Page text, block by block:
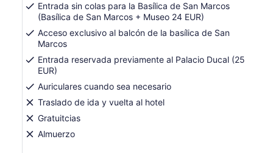
Entrada sin colas para la Basílica de San Marcos
(Basílica de San Marcos + Museo 24 EUR)
Acceso exclusivo al balcón de la basílica de San
Marcos
Entrada reservada previamente al Palacio Ducal (25
EUR)
Auriculares cuando sea necesario
Traslado de ida y vuelta al hotel
Gratuitcias
Almuerzo